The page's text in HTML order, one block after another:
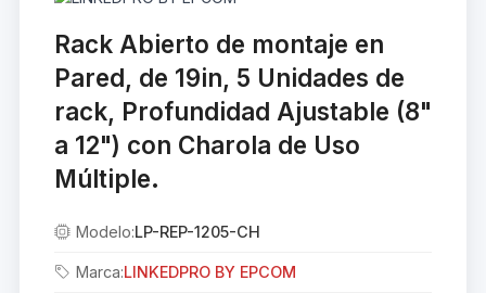
Rack Abierto de montaje en
Pared, de 19in, 5 Unidades de
rack, Profundidad Ajustable (8"
a 12") con Charola de Uso
Múltiple.
Modelo:LP-REP-1205-CH
Marca:LINKEDPRO BY EPCOM